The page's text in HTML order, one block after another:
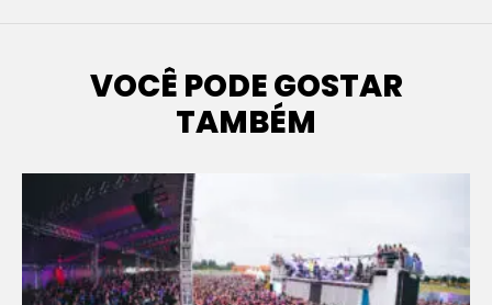
VOCÊ PODE GOSTAR
TAMBÉM